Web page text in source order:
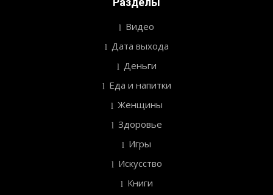
Видео
Дата выхода
Деньги
Еда и напитки
Женщины
Здоровье
Игры
Искусство
Книги